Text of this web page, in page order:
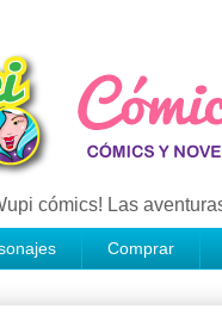
cómics! Las
Comprar